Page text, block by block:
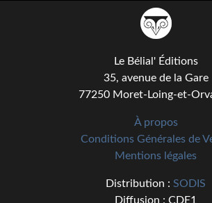
Le Bélial' Éditions
35, avenue de la Gare
77250 Moret-Loing-et-
À propos
Conditions Générales de
Mentions légales
Distribution : SODIS
Diffusion : CDE1